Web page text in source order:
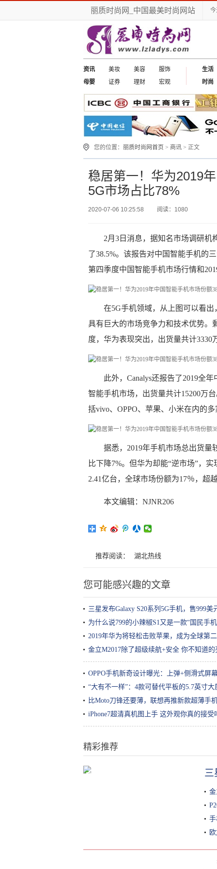
丽质时尚网_中国最美时尚网站 今
资讯 美妆 美容
服饰
母婴
证券 理财 宏观
生活
时尚
您的位置： 丽质时尚网首页 > 商讯 > 正文
稳居第一！华为2019
5G市场占比78%
2020-07-06 10:25:58 阅读：1080
2月3日消息，据知名市场调研机
了38.5%。该报告对中国智能手机的
第四季度中国智能手机市场行情和
在5G手机领域，从上图可以看
具有巨大的市场竞争力和技术优势。
度，华为表现突出，出货量共计3330
此外，Canalys还报告了2019全
智能手机市场，出货量共计15200万
括vivo、OPPO、苹果、小米在内的
据悉，2019年手机市场总出货量
比下降7%。但华为却能“逆市场”，
2.41亿台，全球市场份额为17％，超
本文编辑：NJNR206
推荐阅读： 湖北热线
您可能感兴趣的文章
三星发布Galaxy S20系列5G手机，售999美
为什么说799的小辣椒S1又是一款“国民手
2019年华为将轻松击败苹果，成为全球第
金立M2017除了超级续航+安全 你不知道
OPPO手机新奇设计曝光：上弹+侧滑式屏
“大有不一样”：4款可替代平板的5.7英寸大
比Moto刀锋还要薄，联想再推新款超薄手
iPhone7超清真机图上手 这外观你真的接受
精彩推荐
欧阳娜娜的匡威墙，林允的化妆品
三